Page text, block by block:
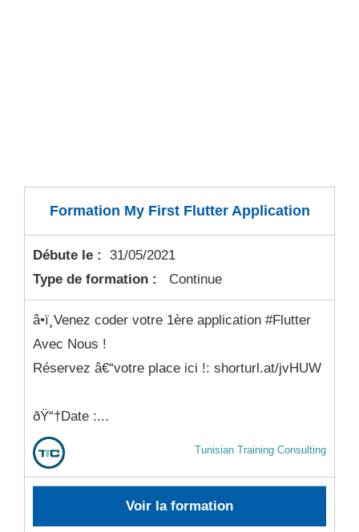
Formation My First Flutter Application
Débute le :
31/05/2021
Type de formation :
Continue
â­•ï¸Venez coder votre 1ère application #Flutter
Avec Nous !
Réservez â€“votre place ici !: shorturl.at/jvHUW
ðŸ“†Date :...
Tunisian Training Consulting
Voir la formation